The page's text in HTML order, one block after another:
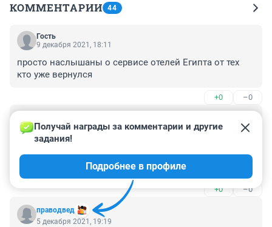
КОММЕНТАРИИ 44
Гость
9 декабря 2021, 18:11
просто наслышаны о сервисе отелей Египта от тех
кто уже вернулся
+0 –0
6 декабря 2021, 10:21
50т.р. это дешего? Помню в последний раз мы летали
за 14т.р/2х. в 2015. Цены то может и выросли на все,
а з/п по той должности упали на 10тр. Вот как будет
Египет за 15тр. На двоих с питанием все вкл, тогда
полетим. А то там еще менять на доллары, которые
не 36р уже, а 75р. Подчеркиваю - при тех же зп, а то и
ниже, а некоторые остались без работы совсем
+0 –0
праводвед
Получай награды за комментарии и другие
задания!
Подробнее в профиле
5 декабря 2021, 19:19